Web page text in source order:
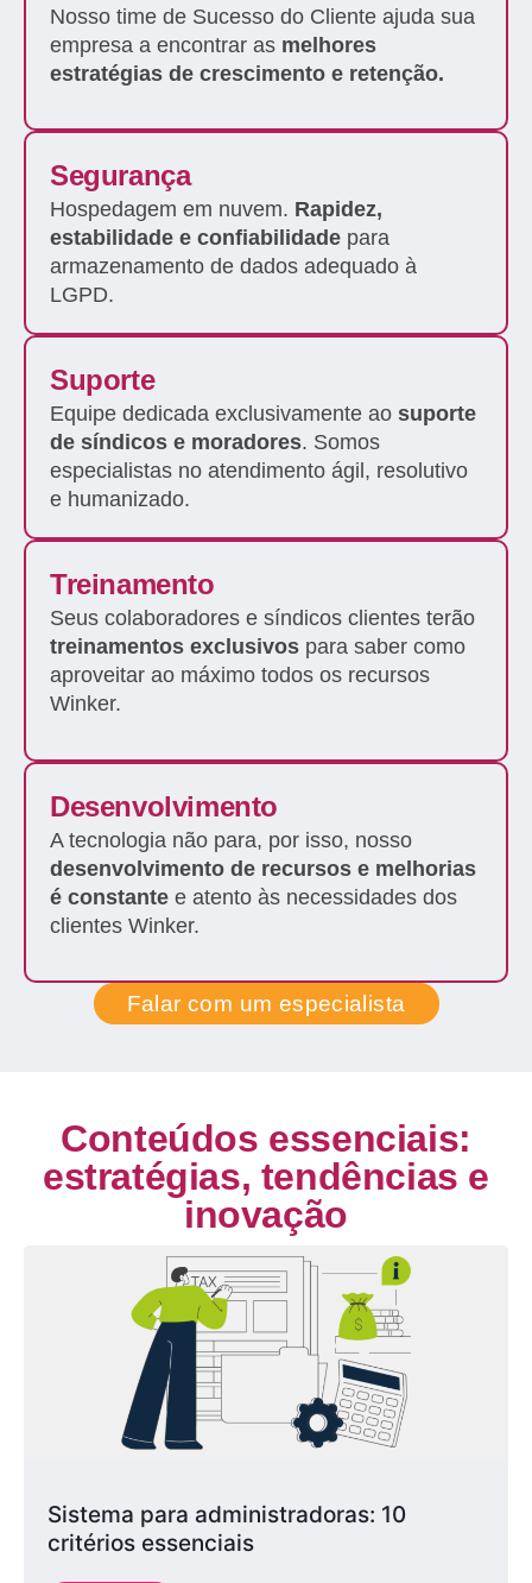
Nosso time de Sucesso do Cliente ajuda sua
empresa a encontrar as melhores
estratégias de crescimento e retenção.
Segurança
Hospedagem em nuvem. Rapidez,
estabilidade e confiabilidade para
armazenamento de dados adequado à
LGPD.
Suporte
Equipe dedicada exclusivamente ao suporte
de síndicos e moradores. Somos
especialistas no atendimento ágil, resolutivo
e humanizado.
Treinamento
Seus colaboradores e síndicos clientes terão
treinamentos exclusivos para saber como
aproveitar ao máximo todos os recursos
Winker.
Desenvolvimento
A tecnologia não para, por isso, nosso
desenvolvimento de recursos e melhorias
é constante e atento às necessidades dos
clientes Winker.
Falar com um especialista
Conteúdos essenciais:
estratégias, tendências e
inovação
Sistema para administradoras: 10
critérios essenciais